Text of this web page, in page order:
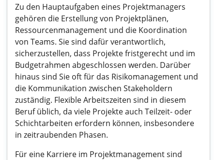
Zu den Hauptaufgaben eines Projektmanagers
gehören die Erstellung von Projektplänen,
Ressourcenmanagement und die Koordination
von Teams. Sie sind dafür verantwortlich,
sicherzustellen, dass Projekte fristgerecht und im
Budgetrahmen abgeschlossen werden. Darüber
hinaus sind Sie oft für das Risikomanagement und
die Kommunikation zwischen Stakeholdern
zuständig. Flexible Arbeitszeiten sind in diesem
Beruf üblich, da viele Projekte auch Teilzeit- oder
Schichtarbeiten erfordern können, insbesondere
in zeitraubenden Phasen.
Für eine Karriere im Projektmanagement sind